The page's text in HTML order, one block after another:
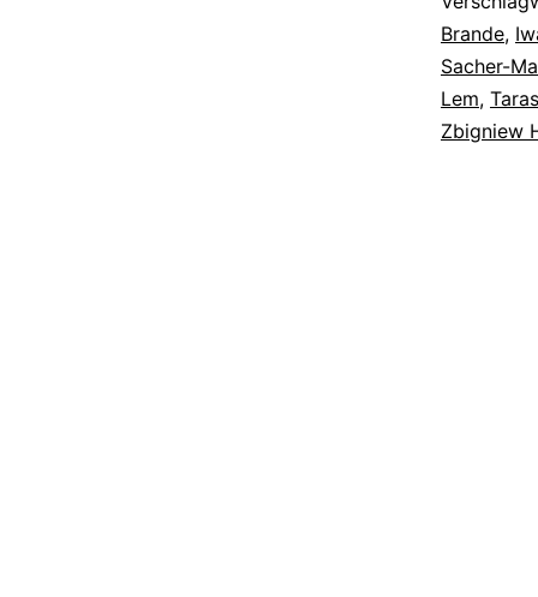
Brande,
Sacher-
Lem,
Zbigniew